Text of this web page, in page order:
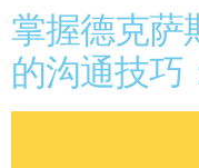
掌握德克萨
的沟通技巧